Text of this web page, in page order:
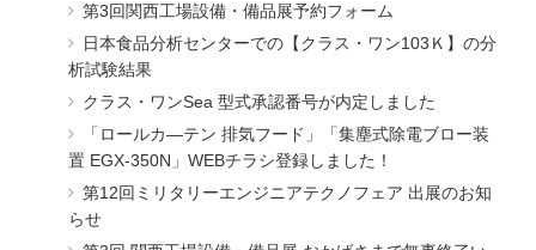
第3回関西工場設備・備品展予約フォーム
日本食品分析センターでの【クラス・ワン103Ｋ】の分
析試験結果
クラス・ワンSea 型式承認番号が内定しました
「ロールカ―テン 排気フード」「集塵式除電ブロー装
置 EGX-350N」WEBチラシ登録しました！
第12回ミリタリーエンジニアテクノフェア 出展のお知
らせ